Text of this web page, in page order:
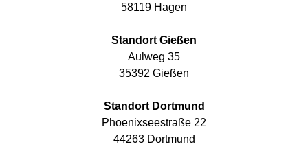
58119 Hagen
Standort Gießen
Aulweg 35
35392 Gießen
Standort Dortmund
Phoenixseestraße 22
44263 Dortmund